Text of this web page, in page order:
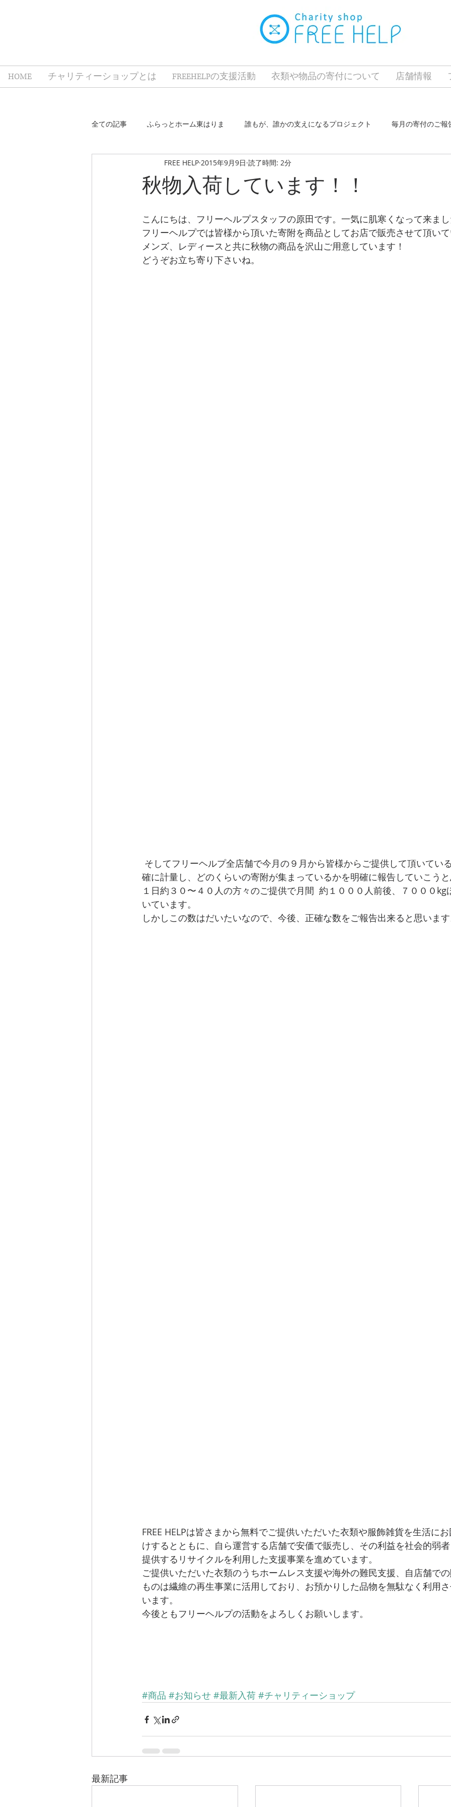
HOME チャリティーショップとは FREEHELPの支援活動 衣類や物品の寄付について 店舗情報
全ての記事 ふらっとホーム東はりま 誰もが、誰かの支えになるプロジェクト 毎月の寄付のご報
誰もが、誰かの支えになるプロジェクト ふらっとホーム東はりま
秋物入荷しています！！
FREE HELP 2015年9月9日 読了時間: 2分
こんにちは、フリーヘルプスタッフの原田です。一気に肌寒くなって来ま
フリーヘルプでは皆様から頂いた寄附を商品としてお店で販売させて頂い
メンズ、レディースと共に秋物の商品を沢山ご用意しています！
どうぞお立ち寄り下さいね。
確に計量し、どのくらいの寄附が集まっているかを明確に報告していこう
１日約３０〜４０人の方々のご提供で月間  約１０００人前後、７０００kg
いています。
しかしこの数はだいたいなので、今後、正確な数をご報告出来ると思いま
FREE HELPは皆さまから無料でご提供いただいた衣類や服飾雑貨を生活に
けするとともに、自ら運営する店舗で安価で販売し、その利益を社会的弱
提供するリサイクルを利用した支援事業を進めています。
ご提供いただいた衣類のうちホームレス支援や海外の難民支援、自店舗で
ものは繊維の再生事業に活用しており、お預かりした品物を無駄なく利用
います。
今後ともフリーヘルプの活動をよろしくお願いします。
#商品 #お知らせ #最新入荷 #チャリティーショップ
最新記事